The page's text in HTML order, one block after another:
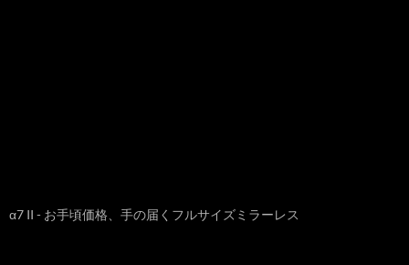
α7 II - お手頃価格、手の届くフルサイズミラーレス